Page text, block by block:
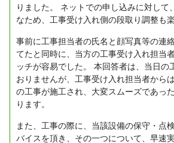
りました。
ネットでの申し込みに対して
なため、工事受け入れ側の段取り調整も楽
事前に工事担当者の氏名と顔写真等の連
てたと同時に、当方の工事受け入れ担当
ッチが容易でした。
本回答者は、当日の
おりませんが、工事受け入れ担当者から
の工事が施工され、大変スムーズであっ
ります。
また、工事の際に、当該設備の保守・点
バイスを頂き、その一つについて、早速